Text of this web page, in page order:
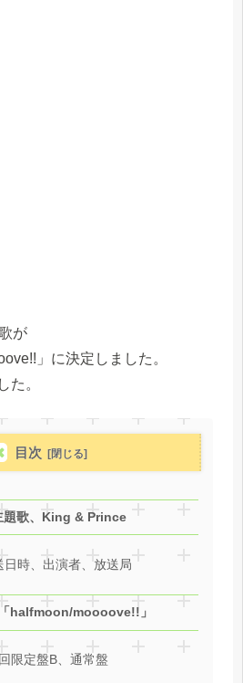
が
」に決定しました。
た。
目次
題歌、King & Prince
日時、出演者、放送局
halfmoon/mooooveǃǃ」
限定盤B、通常盤